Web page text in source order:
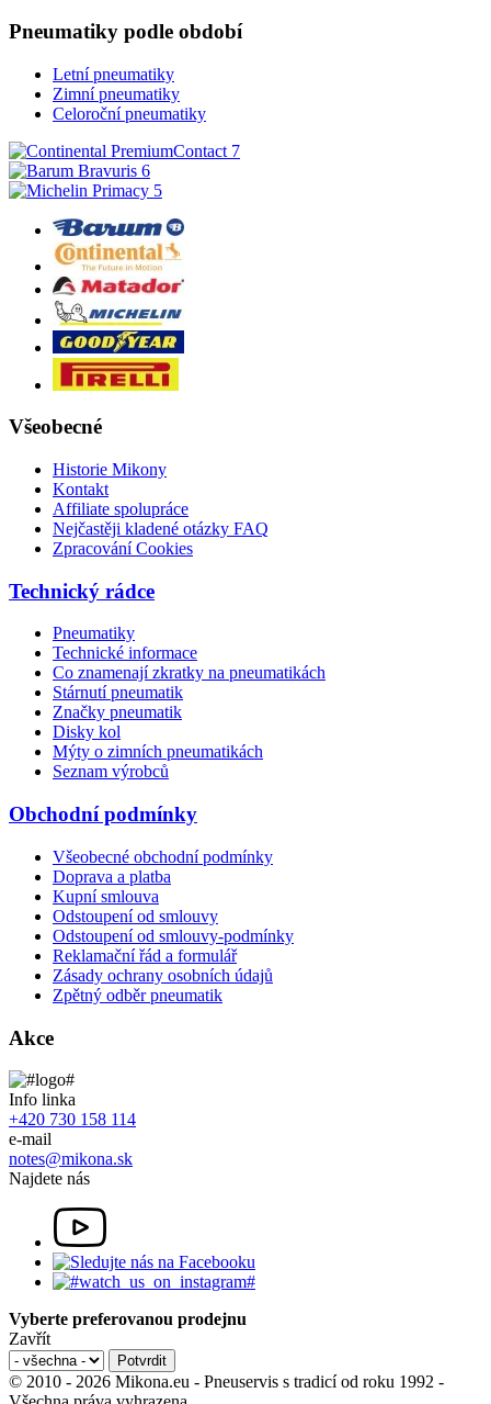
Pneumatiky podle období
Letní pneumatiky
Zimní pneumatiky
Celoroční pneumatiky
Všeobecné
Historie Mikony
Kontakt
Affiliate spolupráce
Nejčastěji kladené otázky FAQ
Zpracování Cookies
Technický rádce
Pneumatiky
Technické informace
Co znamenají zkratky na pneumatikách
Stárnutí pneumatik
Značky pneumatik
Disky kol
Mýty o zimních pneumatikách
Seznam výrobců
Obchodní podmínky
Všeobecné obchodní podmínky
Doprava a platba
Kupní smlouva
Odstoupení od smlouvy
Odstoupení od smlouvy-podmínky
Reklamační řád a formulář
Zásady ochrany osobních údajů
Zpětný odběr pneumatik
Akce
Info linka
+420 730 158 114
e-mail
notes@mikona.sk
Najdete nás
Vyberte preferovanou prodejnu
Zavřít
© 2010 - 2026 Mikona.eu - Pneuservis s tradicí od roku 1992 -